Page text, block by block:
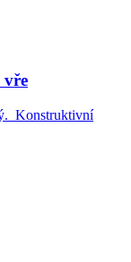
Konstruktivní